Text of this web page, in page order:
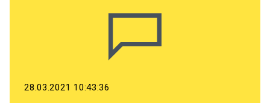
28.03.2021 10:43:36